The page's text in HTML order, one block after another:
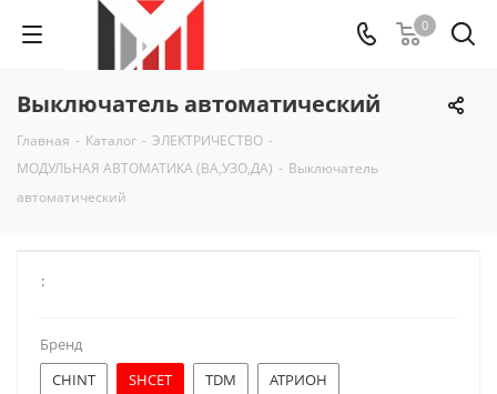
0
Выключатель автоматический
Главная - Каталог - ЭЛЕКТРИЧЕСТВО -
МОДУЛЬНАЯ АВТОМАТИКА (ВА,УЗО,ДА) - Выключатель
автоматический
:
Бренд
CHINT
SHCET TDM АТРИОН